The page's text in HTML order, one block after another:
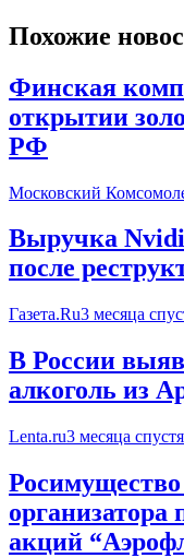
Похожие
Финская
открытии
РФ
Московский
Выручка
после
Газета.Ru3 месяца
В России
алкоголь из
Lenta.ru3 месяца спустя
Росимущество
организатора
акций